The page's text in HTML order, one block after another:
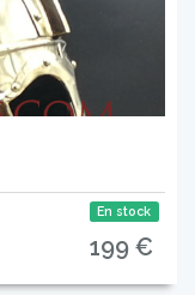
En stock
199 €